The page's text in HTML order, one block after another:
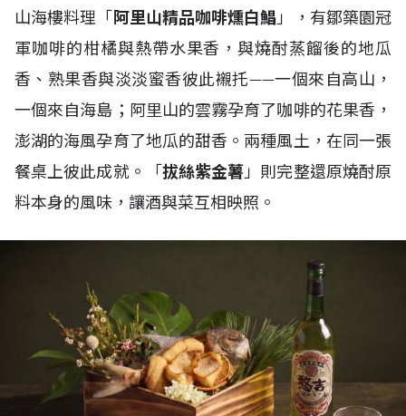
山海樓料理「阿里山精品咖啡燻白鯧」，有鄒築園冠
軍咖啡的柑橘與熱帶水果香，與燒酎蒸餾後的地瓜
香、熟果香與淡淡蜜香彼此襯托——一個來自高山，
一個來自海島；阿里山的雲霧孕育了咖啡的花果香，
澎湖的海風孕育了地瓜的甜香。兩種風土，在同一張
餐桌上彼此成就。「拔絲紫金薯」則完整還原燒酎原
料本身的風味，讓酒與菜互相映照。